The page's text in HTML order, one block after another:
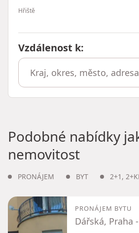
Hřiště
Vzdálenost k:
Podobné nabídky
nemovitost
PRONÁJEM BYT 2+1 ,
PRONÁJEM BYTU
Dářská, Praha